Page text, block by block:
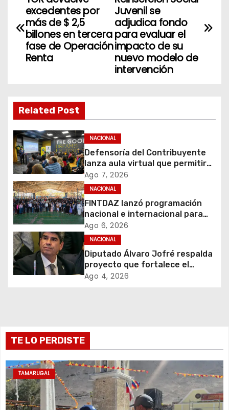
v
a
c
i
ó
n
d
e
e
n
a
d
a
s
Juvenil se
adjudica fondo
para evaluar el
impacto de su
nuevo modelo de
intervención
excedentes por
más de $ 2,5
billones en tercera
fase de Operación
Renta
Related Post
NACIONAL
Defensoría del Contribuyente
lanza aula virtual que permitirá
acercar la educación tributaria
a miles de personas y
emprendedores de todo Chile
Ago 7, 2026
NACIONAL
FINTDAZ lanzó programación
nacional e internacional para
celebrar sus 19 años
Ago 6, 2026
NACIONAL
Diputado Álvaro Jofré respalda
proyecto que fortalece el
control de identidad durante
Ago 4, 2026
TE LO PERDISTE
TAMARUGAL